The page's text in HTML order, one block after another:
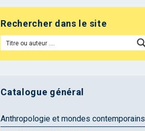
Rechercher dans le site
Catalogue général
Anthropologie et mondes contemporains